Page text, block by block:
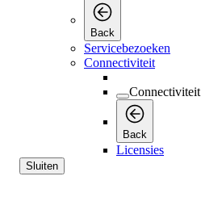
Back
Servicebezoeken
Connectiviteit
Connectiviteit
Back
Licensies
Sluiten